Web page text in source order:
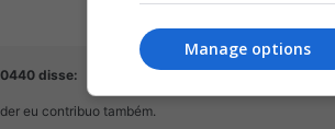
disse:
eu contribuo também.
Manage options